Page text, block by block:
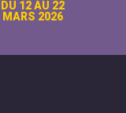
DU 12 AU 22
MARS 2026